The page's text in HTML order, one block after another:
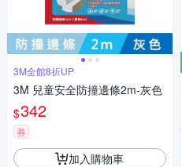
3M全館8折UP
3M 兒童安全防撞邊條2m-灰色
$342
券
加入購物車